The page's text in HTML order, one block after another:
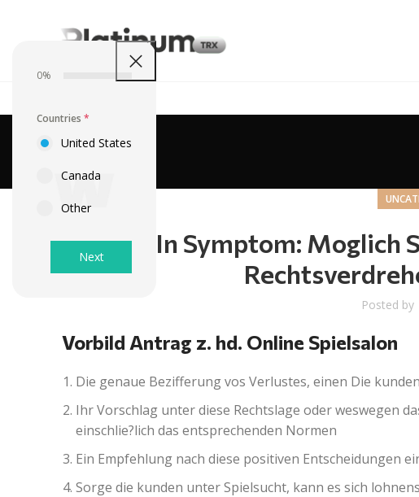
0%
Countries *
United States
Canada
Other
Next
In Symptom: Moglich
Posted by
Vorbild Antrag z. hd. Online Spielsalon
Die genaue Bezifferung vos Verlustes, einen Die
Ihr Vorschlag unter diese Rechtslage oder weswegen
einschlie?lich das entsprechenden Normen
Ein Empfehlung nach diese positiven Entscheidungen
Sorge die kunden unter Spielsucht, kann es sich